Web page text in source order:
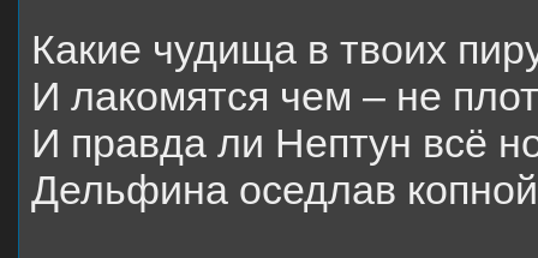
Какие чудища в твоих
И лакомятся чем – не
И правда ли Нептун всё
Дельфина оседлав